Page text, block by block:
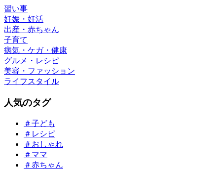
習い事
妊娠・妊活
出産・赤ちゃん
子育て
病気・ケガ・健康
グルメ・レシピ
美容・ファッション
ライフスタイル
人気のタグ
＃子ども
＃レシピ
＃おしゃれ
＃ママ
＃赤ちゃん